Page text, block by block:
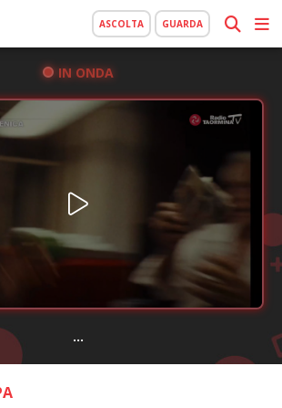
ASCOLTA GUARDA
IN ONDA
...